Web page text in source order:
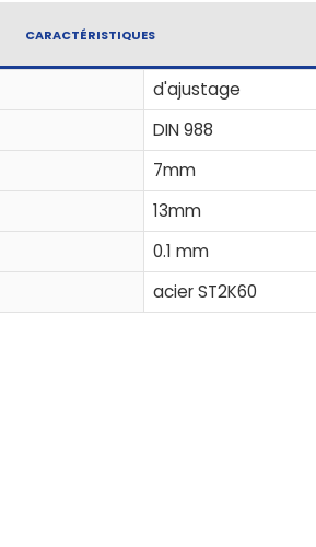
CARACTÉRISTIQUES
d'ajustage
DIN 988
7mm
13mm
0.1 mm
acier ST2K60